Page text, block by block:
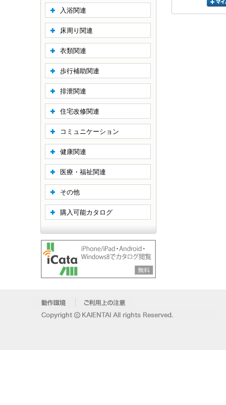
入浴関連
床周り関連
衣類関連
歩行補助関連
排泄関連
住宅改修関連
コミュニケーション
健康関連
医療・福祉関連
その他
購入可能カタログ